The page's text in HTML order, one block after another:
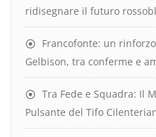
ridisegnare il futuro
Francofonte: un
Gelbison, tra conferme e
Tra Fede e Squadra: Il
Pulsante del Tifo